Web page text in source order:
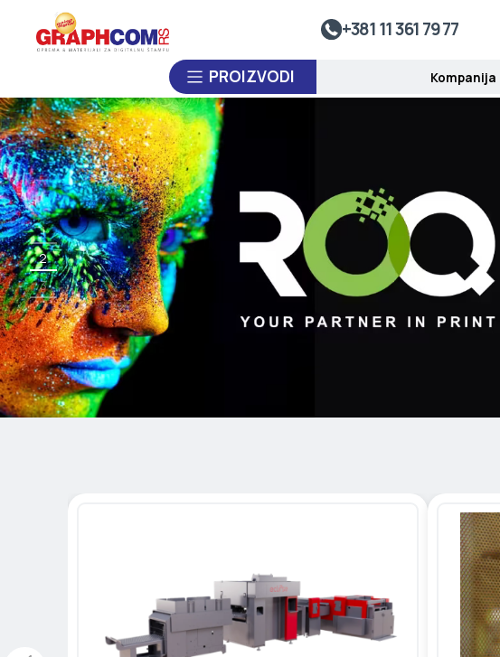
+381 11 361 79 77
PROIZVODI
Sistem Za Nalivanje Smole
Kalandre
Premotavači Rolne
Sistemi Za Toplotno Zavarivanje
Sistemi Za Termo-Oblikovanje Plastike
PO NARUDŽBINI
Laminatori
POLOVNA OPREMA
Kompanija
1
2
3